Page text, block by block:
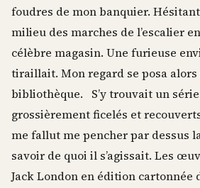
foudres de mon banquier.
milieu des marches de l’escalier
célèbre magasin. Une furieuse
tiraillait. Mon regard se posa alors
bibliothèque. S’y trouvait un
grossièrement ficelés et
me fallut me pencher par dessus
savoir de quoi il s’agissait. Les
Jack London en édition cartonnée